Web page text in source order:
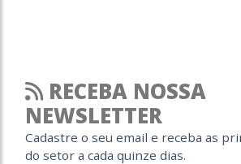
RECEBA NOSSA
NEWSLETTER
Cadastre o seu email e receba as
do setor a cada quinze dias.